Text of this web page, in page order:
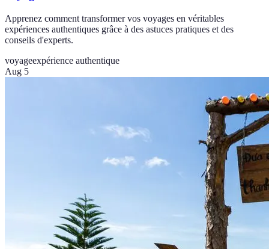
Apprenez comment transformer vos voyages en véritables
expériences authentiques grâce à des astuces pratiques et des
conseils d'experts.
voyageexpérience authentique
Aug 5